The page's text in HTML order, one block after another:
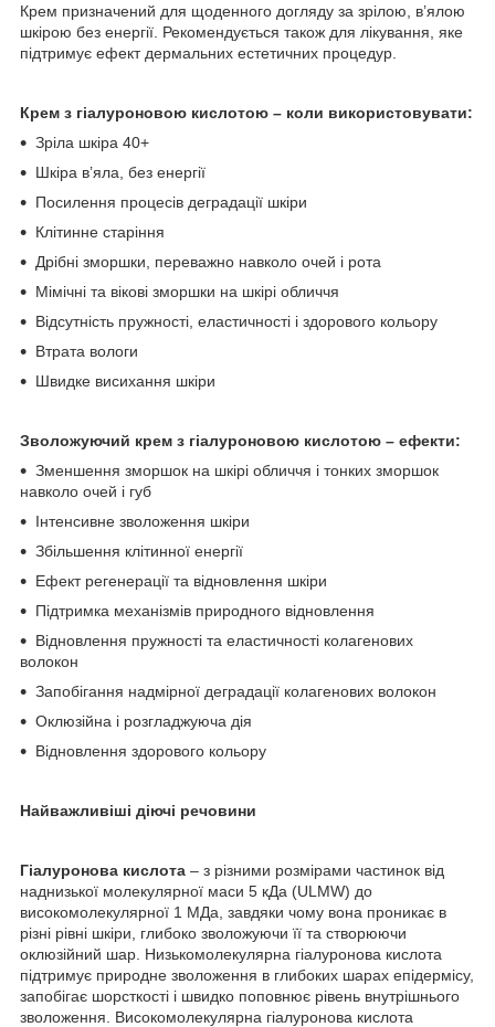
Крем призначений для щоденного догляду за зрілою, в’ялою
шкірою без енергії. Рекомендується також для лікування, яке
підтримує ефект дермальних естетичних процедур.
Крем з гіалуроновою кислотою – коли використовувати:
Зріла шкіра 40+
Шкіра в’яла, без енергії
Посилення процесів деградації шкіри
Клітинне старіння
Дрібні зморшки, переважно навколо очей і рота
Мімічні та вікові зморшки на шкірі обличчя
Відсутність пружності, еластичності і здорового кольору
Втрата вологи
Швидке висихання шкіри
Зволожуючий крем з гіалуроновою кислотою – ефекти:
Зменшення зморшок на шкірі обличчя і тонких зморшок
навколо очей і губ
Інтенсивне зволоження шкіри
Збільшення клітинної енергії
Ефект регенерації та відновлення шкіри
Підтримка механізмів природного відновлення
Відновлення пружності та еластичності колагенових
волокон
Запобігання надмірної деградації колагенових волокон
Оклюзійна і розгладжуюча дія
Відновлення здорового кольору
Найважливіші діючі речовини
Гіалуронова кислота – з різними розмірами частинок від
наднизької молекулярної маси 5 кДа (ULMW) до
високомолекулярної 1 МДа, завдяки чому вона проникає в
різні рівні шкіри, глибоко зволожуючи її та створюючи
оклюзійний шар. Низькомолекулярна гіалуронова кислота
підтримує природне зволоження в глибоких шарах епідермісу,
запобігає шорсткості і швидко поповнює рівень внутрішнього
зволоження. Високомолекулярна гіалуронова кислота